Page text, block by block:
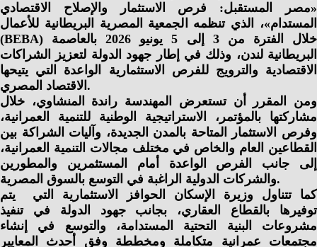
«مصر المستقبل: فرص الاستثمار والإصلاح الاقتصادي
المستدام»، الذي تنظمه الجمعية المصرية البريطانية للأعمال
(BEBA) خلال الفترة من 3 إلى 5 يونيو 2026 بالعاصمة
البريطانية لندن، وذلك في إطار جهود الدولة لتعزيز الشراكات
الاقتصادية والترويج للفرص الاستثمارية الواعدة التي يتيحها
الاقتصاد المصري.
ومن المقرر أن تستعرض المهندسة راندة المنشاوي، خلال
مشاركتها بالمؤتمر، الاستراتيجية الوطنية للتنمية العمرانية،
وفرص الاستثمار المتاحة بالمدن الجديدة، وآليات الشراكة بين
القطاعين العام والخاص في مختلف مجالات التنمية العمرانية،
إلى جانب الفرص الواعدة أمام المستثمرين والمطورين
والشركات الدولية الراغبة في التوسع بالسوق المصرية.
كما تتناول وزيرة الإسكان الحوافز الاستثمارية التي يتم
توفيرها بالقطاع العقاري، بجانب جهود الدولة في تنفيذ
مشروعات البنية التحتية المستدامة، والتوسع في إنشاء
مجتمعات عمرانية متكاملة ومخططة وفق أحدث المعايير